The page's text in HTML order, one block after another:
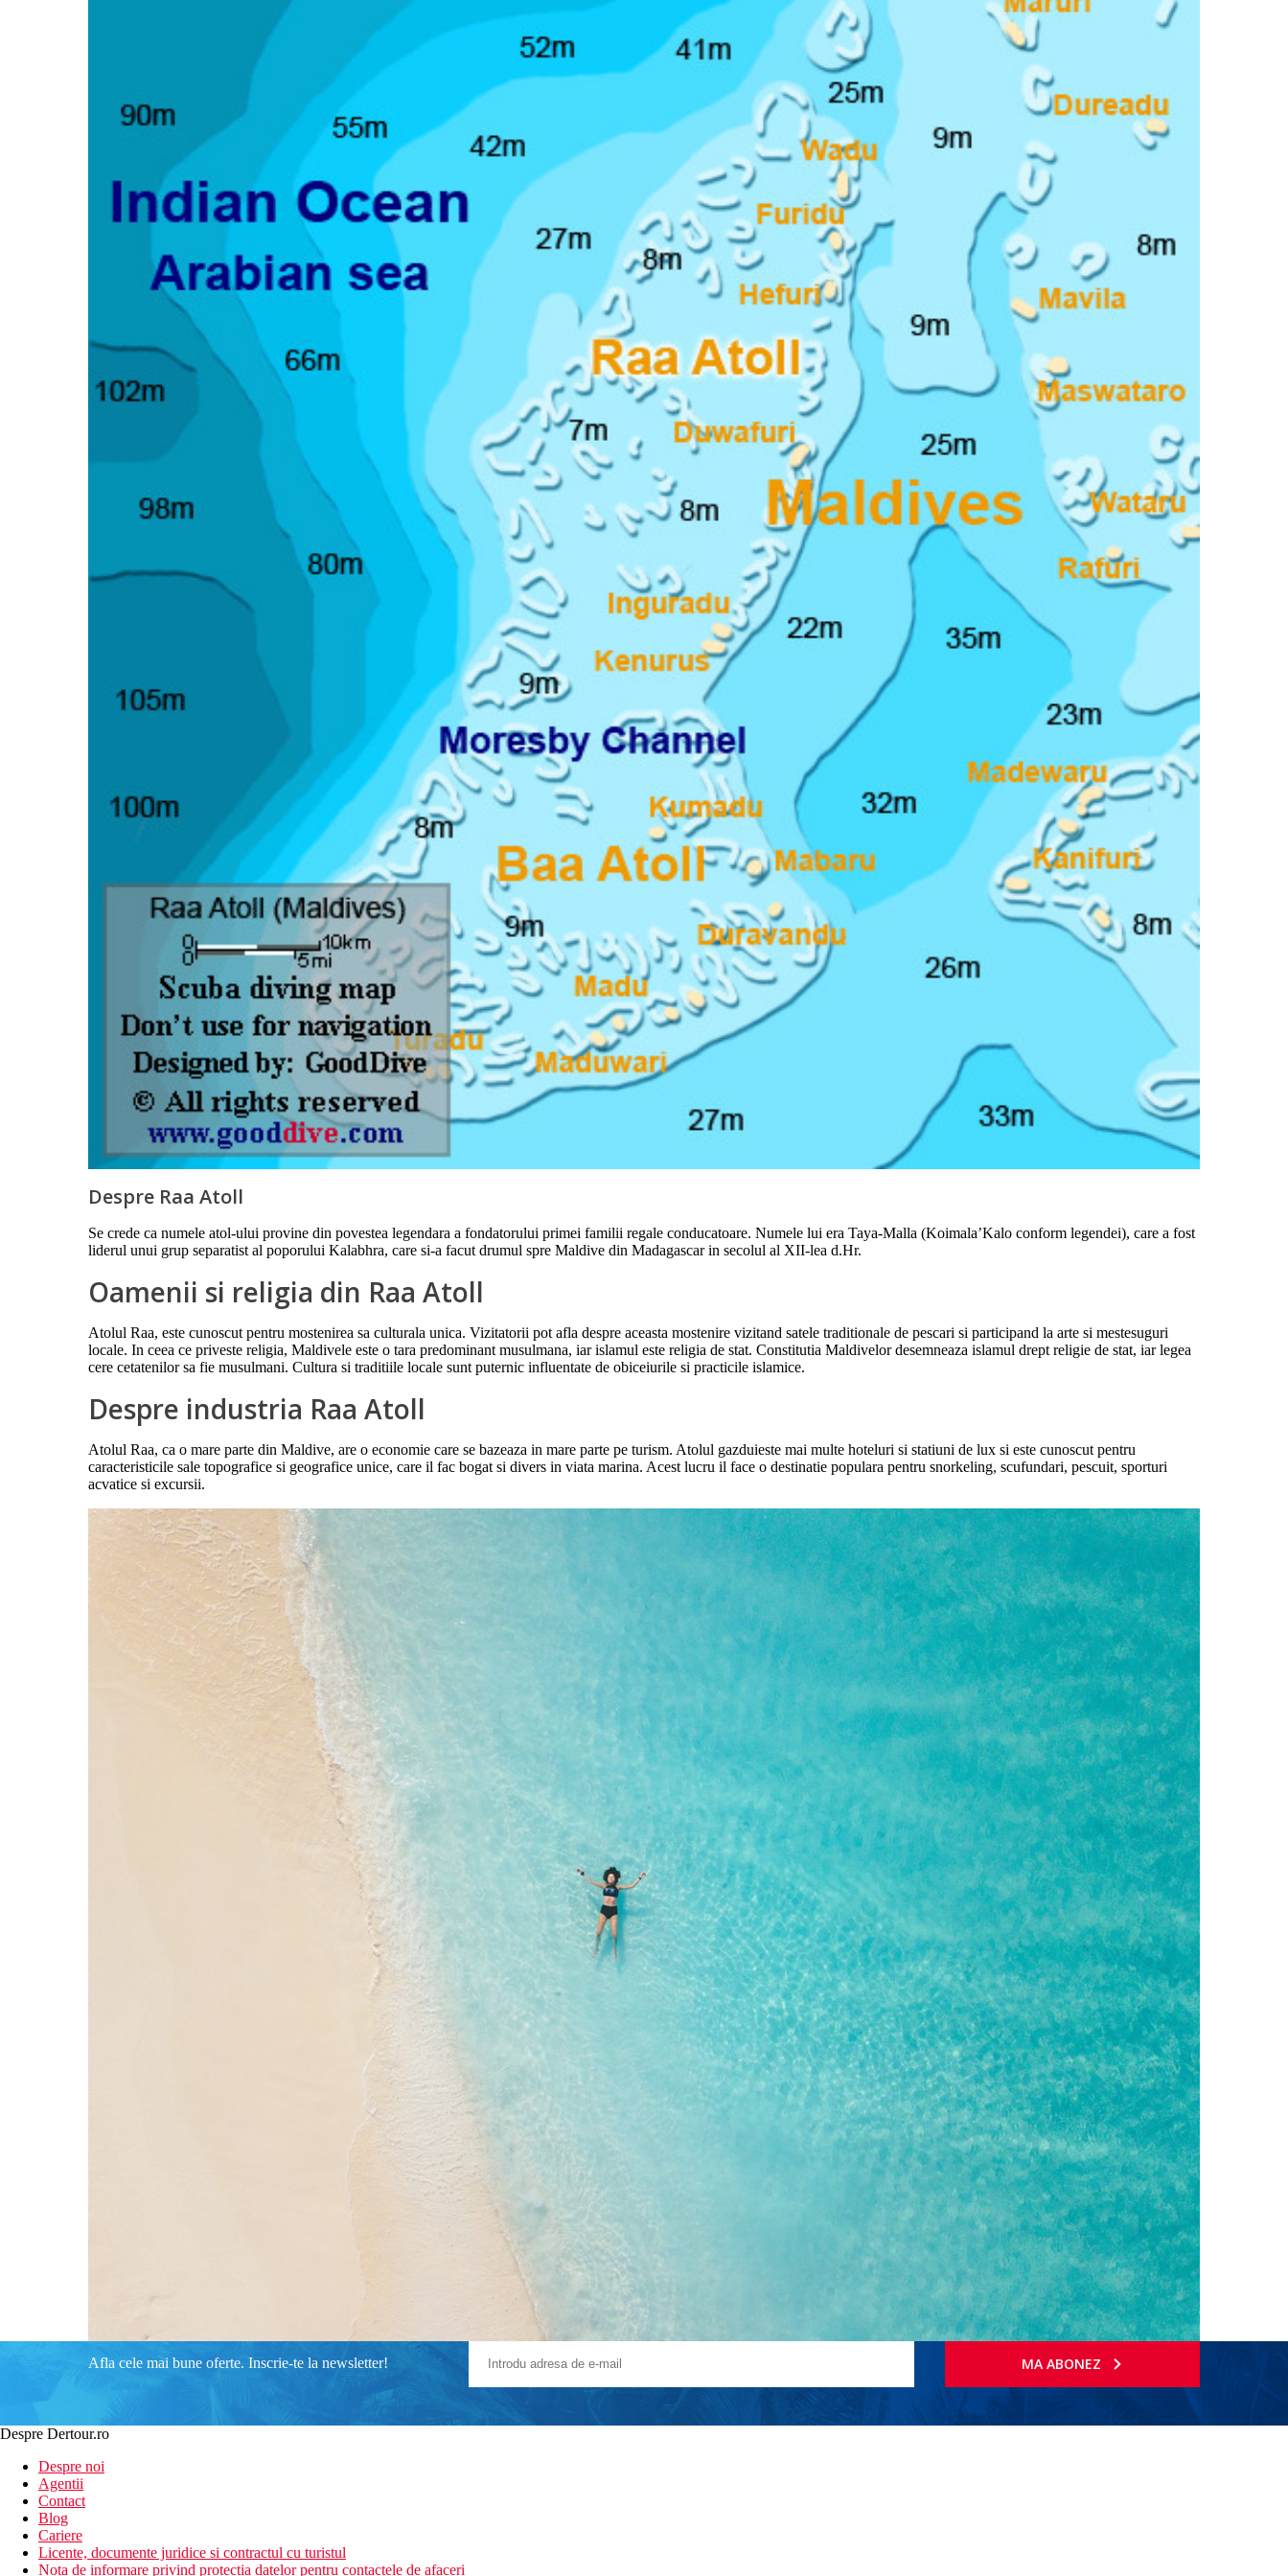
Despre Raa Atoll
Se crede ca numele atol-ului provine din povestea legendara a fondatorului primei familii regale conducatoare. Numele lui era Taya-Malla (Koimala’Kalo conform legendei), care a fost
liderul unui grup separatist al poporului Kalabhra, care si-a facut drumul spre Maldive din Madagascar in secolul al XII-lea d.Hr.
Oamenii si religia din Raa Atoll
Atolul Raa, este cunoscut pentru mostenirea sa culturala unica. Vizitatorii pot afla despre aceasta mostenire vizitand satele traditionale de pescari si participand la arte si mestesuguri
locale. In ceea ce priveste religia, Maldivele este o tara predominant musulmana, iar islamul este religia de stat. Constitutia Maldivelor desemneaza islamul drept religie de stat, iar legea
cere cetatenilor sa fie musulmani. Cultura si traditiile locale sunt puternic influentate de obiceiurile si practicile islamice.
Despre industria Raa Atoll
Atolul Raa, ca o mare parte din Maldive, are o economie care se bazeaza in mare parte pe turism. Atolul gazduieste mai multe hoteluri si statiuni de lux si este cunoscut pentru
caracteristicile sale topografice si geografice unice, care il fac bogat si divers in viata marina. Acest lucru il face o destinatie populara pentru snorkeling, scufundari, pescuit, sporturi
acvatice si excursii.
Afla cele mai bune oferte. Inscrie-te la newsletter! MA ABONEZ
Despre Dertour.ro
Despre noi
Agentii
Contact
Blog
Cariere
Licente, documente juridice si contractul cu turistul
Nota de informare privind protectia datelor pentru contactele de afaceri